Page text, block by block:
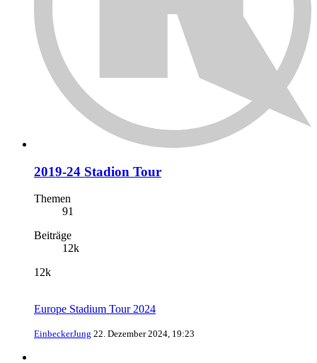
2019-24 Stadion Tour
Themen
91
Beiträge
12k
12k
Europe Stadium Tour 2024
EinbeckerJung 22. Dezember 2024, 19:23